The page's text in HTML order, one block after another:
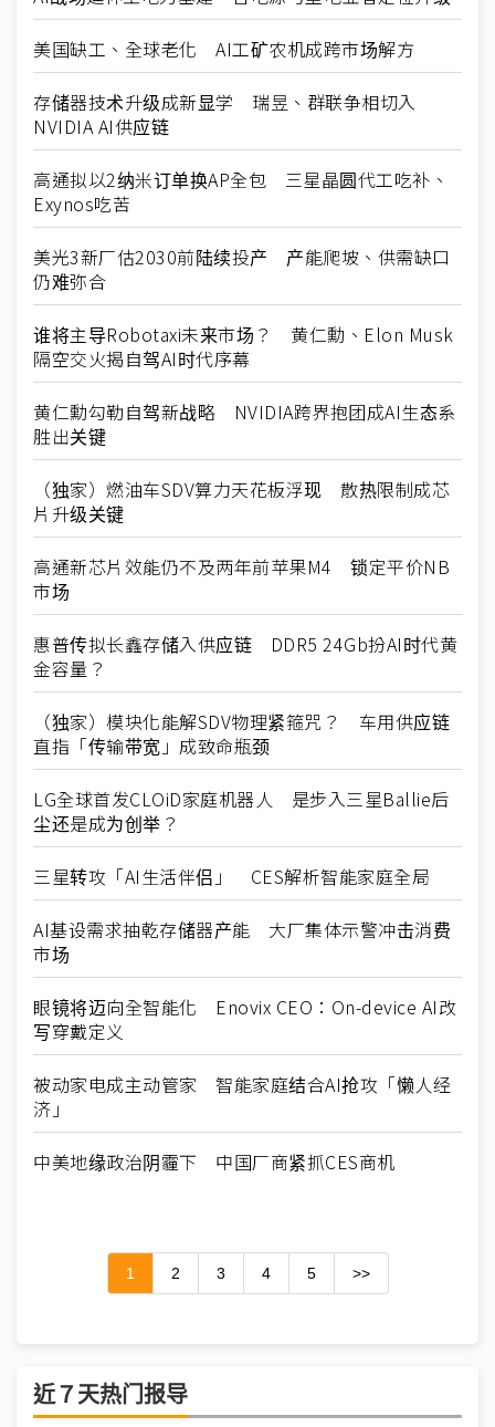
美国缺工、全球老化 AI工矿农机成跨市场解方
存储器技术升级成新显学 瑞昱、群联争相切入
NVIDIA AI供应链
高通拟以2纳米订单换AP全包 三星晶圆代工吃补、
Exynos吃苦
美光3新厂估2030前陆续投产 产能爬坡、供需缺口
仍难弥合
谁将主导Robotaxi未来市场？ 黄仁勳、Elon Musk
隔空交火揭自驾AI时代序幕
黄仁勳勾勒自驾新战略 NVIDIA跨界抱团成AI生态系
胜出关键
（独家）燃油车SDV算力天花板浮现 散热限制成芯
片升级关键
高通新芯片效能仍不及两年前苹果M4 锁定平价NB
市场
惠普传拟长鑫存储入供应链 DDR5 24Gb扮AI时代黄
金容量？
（独家）模块化能解SDV物理紧箍咒？ 车用供应链
直指「传输带宽」成致命瓶颈
LG全球首发CLOiD家庭机器人 是步入三星Ballie后
尘还是成为创举？
三星转攻「AI生活伴侣」 CES解析智能家庭全局
AI基设需求抽乾存储器产能 大厂集体示警冲击消费
市场
眼镜将迈向全智能化 Enovix CEO：On-device AI改
写穿戴定义
被动家电成主动管家 智能家庭结合AI抢攻「懒人经
济」
中美地缘政治阴霾下 中国厂商紧抓CES商机
1 2 3 4 5 >>
近７天热门报导